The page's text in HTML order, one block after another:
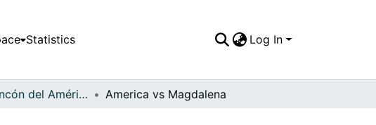
Statistics Log In
FFDO - Rincón del América - Patrimonial America vs Magdalena